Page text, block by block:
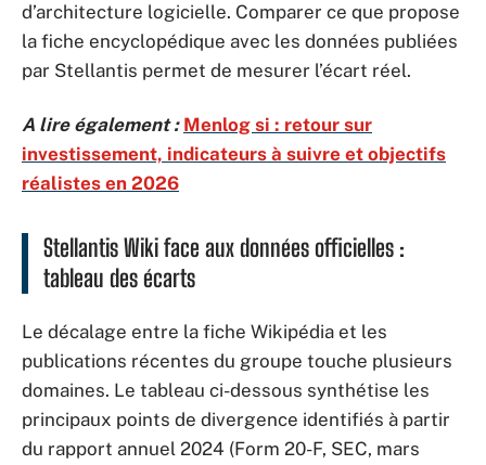
d’architecture logicielle. Comparer ce que propose
la fiche encyclopédique avec les données publiées
par Stellantis permet de mesurer l’écart réel.
A lire également : Menlog si : retour sur
investissement, indicateurs à suivre et objectifs
réalistes en 2026
Stellantis Wiki face aux données officielles :
tableau des écarts
Le décalage entre la fiche Wikipédia et les
publications récentes du groupe touche plusieurs
domaines. Le tableau ci-dessous synthétise les
principaux points de divergence identifiés à partir
du rapport annuel 2024 (Form 20-F, SEC, mars